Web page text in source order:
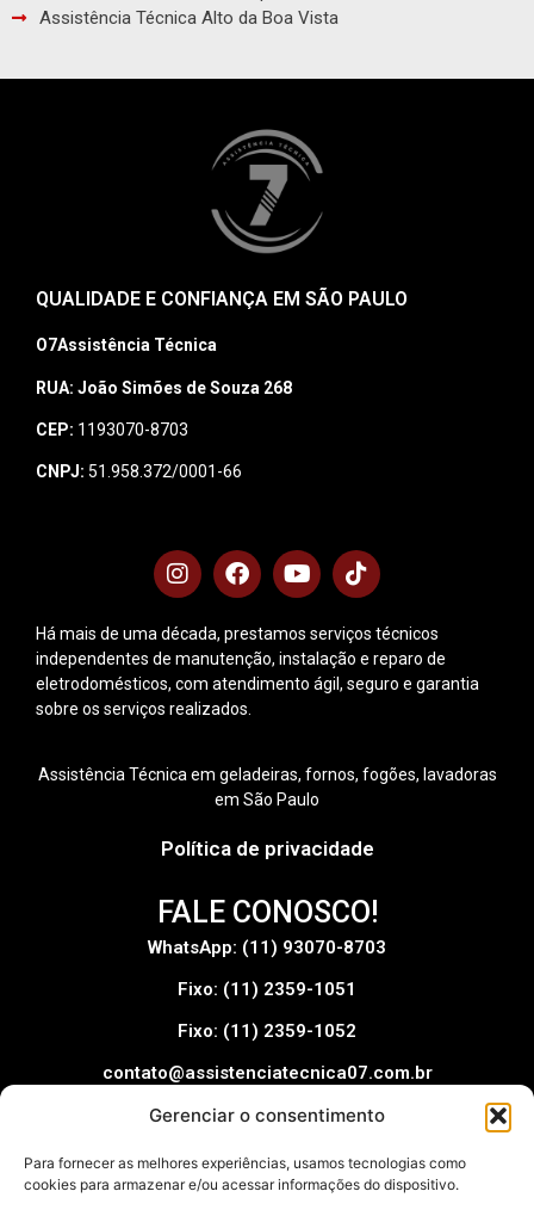
Gerenciar o consentimento
Para fornecer as melhores experiências, usamos tecnologias como
cookies para armazenar e/ou acessar informações do dispositivo.
Assistência Técnica Alto da Boa Vista
QUALIDADE E CONFIANÇA EM SÃO PAULO
O7Assistência Técnica
RUA: João Simões de Souza 268
CEP: 1193070-8703
CNPJ: 51.958.372/0001-66
Há mais de uma década, prestamos serviços técnicos
independentes de manutenção, instalação e reparo de
eletrodomésticos, com atendimento ágil, seguro e garantia
sobre os serviços realizados.
Assistência Técnica em geladeiras, fornos, fogões, lavadoras
em São Paulo
Política de privacidade
FALE CONOSCO!
WhatsApp: (11) 93070-8703
Fixo: (11) 2359-1051
Fixo: (11) 2359-1052
contato@assistenciatecnica07.com.br